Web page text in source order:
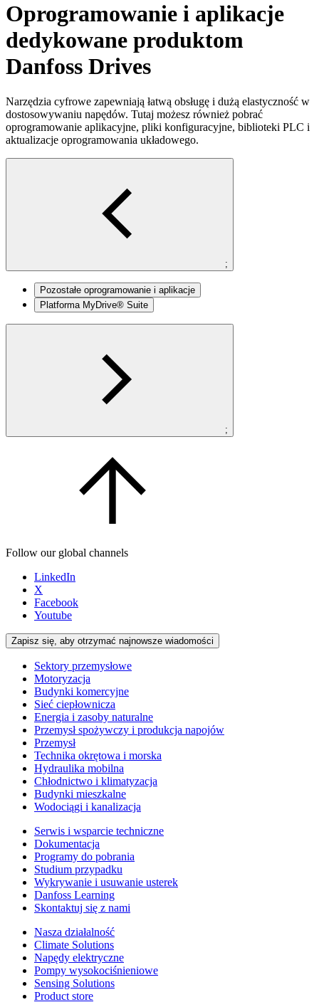
Oprogramowanie i aplikacje
dedykowane produktom
Danfoss Drives
Narzędzia cyfrowe zapewniają łatwą obsługę i dużą elastyczność w
dostosowywaniu napędów. Tutaj możesz również pobrać
oprogramowanie aplikacyjne, pliki konfiguracyjne, biblioteki PLC i
aktualizacje oprogramowania układowego.
;
Pozostałe oprogramowanie i aplikacje
Platforma MyDrive® Suite
;
Follow our global channels
LinkedIn
X
Facebook
Youtube
Zapisz się, aby otrzymać najnowsze wiadomości
Sektory przemysłowe
Motoryzacja
Budynki komercyjne
Sieć ciepłownicza
Energia i zasoby naturalne
Przemysł spożywczy i produkcja napojów
Przemysł
Technika okrętowa i morska
Hydraulika mobilna
Chłodnictwo i klimatyzacja
Budynki mieszkalne
Wodociągi i kanalizacja
Serwis i wsparcie techniczne
Dokumentacja
Programy do pobrania
Studium przypadku
Wykrywanie i usuwanie usterek
Danfoss Learning
Skontaktuj się z nami
Nasza działalność
Climate Solutions
Napędy elektryczne
Pompy wysokociśnieniowe
Sensing Solutions
Product store